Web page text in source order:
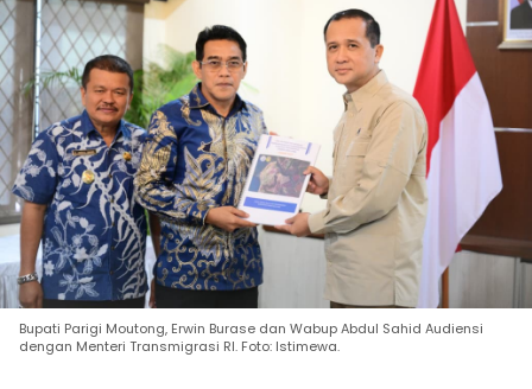
Bupati Parigi Moutong, Erwin Burase dan Wabup Abdul Sahid Audiensi
dengan Menteri Transmigrasi RI. Foto: Istimewa.